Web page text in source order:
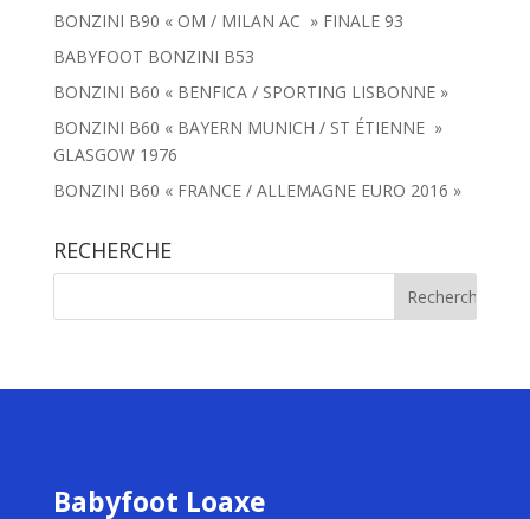
BONZINI B90 « OM / MILAN AC » FINALE 93
BABYFOOT BONZINI B53
BONZINI B60 « BENFICA / SPORTING LISBONNE »
BONZINI B60 « BAYERN MUNICH / ST ÉTIENNE »
GLASGOW 1976
BONZINI B60 « FRANCE / ALLEMAGNE EURO 2016 »
RECHERCHE
Babyfoot Loaxe